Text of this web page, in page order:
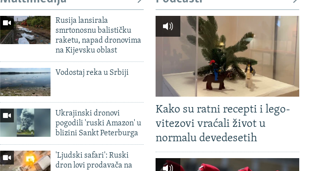
Rusija lansirala
smrtonosnu balističku
raketu, napad dronovima
na Kijevsku oblast
Vodostaj reka u Srbiji
Ukrajinski dronovi
pogodili 'ruski Amazon' u
blizini Sankt Peterburga
'Ljudski safari': Ruski
dron lovi prodavača na
Kako su ratni recepti i lego-
vitezovi vraćali život u
normalu devedesetih